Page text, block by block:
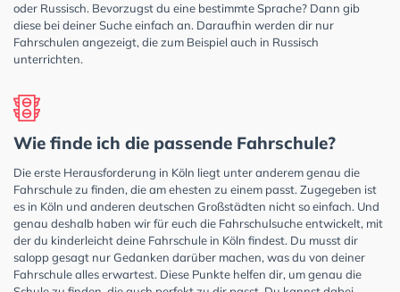
oder Russisch. Bevorzugst du eine bestimmte Sprache? Dann gib
diese bei deiner Suche einfach an. Daraufhin werden dir nur
Fahrschulen angezeigt, die zum Beispiel auch in Russisch
unterrichten.
Wie finde ich die passende Fahrschule?
Die erste Herausforderung in Köln liegt unter anderem genau die
Fahrschule zu finden, die am ehesten zu einem passt. Zugegeben ist
es in Köln und anderen deutschen Großstädten nicht so einfach. Und
genau deshalb haben wir für euch die Fahrschulsuche entwickelt, mit
der du kinderleicht deine Fahrschule in Köln findest. Du musst dir
salopp gesagt nur Gedanken darüber machen, was du von deiner
Fahrschule alles erwartest. Diese Punkte helfen dir, um genau die